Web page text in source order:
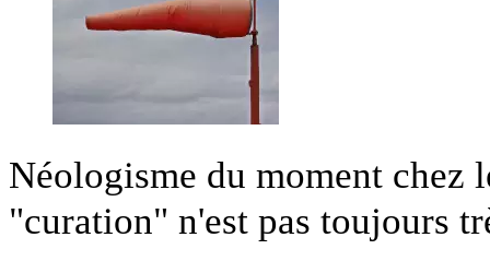
Néologisme du moment chez
"curation" n'est pas toujours